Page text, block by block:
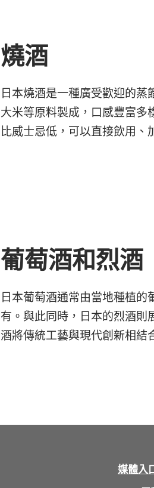
燒酒
日本燒酒是一種廣受歡迎的
大米等原料製成，口感豐富多
比威士忌低，可以直接飲用、
葡萄酒和烈酒
日本葡萄酒通常由當地種植
有。與此同時，日本的烈酒則
酒將傳統工藝與現代創新相結
媒體入